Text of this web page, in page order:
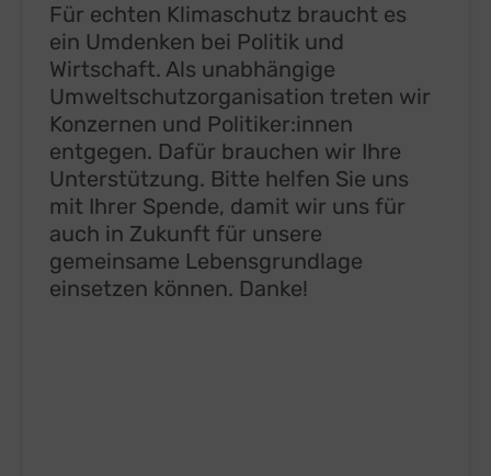
Für echten Klimaschutz braucht es
ein Umdenken bei Politik und
Wirtschaft. Als unabhängige
Umweltschutzorganisation treten wir
Konzernen und Politiker:innen
entgegen. Dafür brauchen wir Ihre
Unterstützung. Bitte helfen Sie uns
mit Ihrer Spende, damit wir uns für
auch in Zukunft für unsere
gemeinsame Lebensgrundlage
einsetzen können. Danke!